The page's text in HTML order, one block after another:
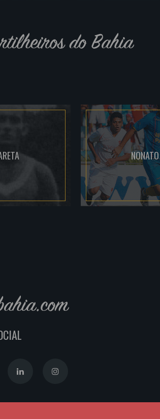
do Bahia
NONATO